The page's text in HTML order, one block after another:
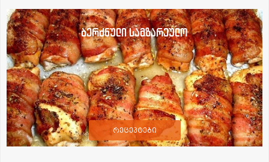
ბერძნული სამზარეულო
რეცეპტები